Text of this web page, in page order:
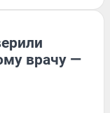
врачу —